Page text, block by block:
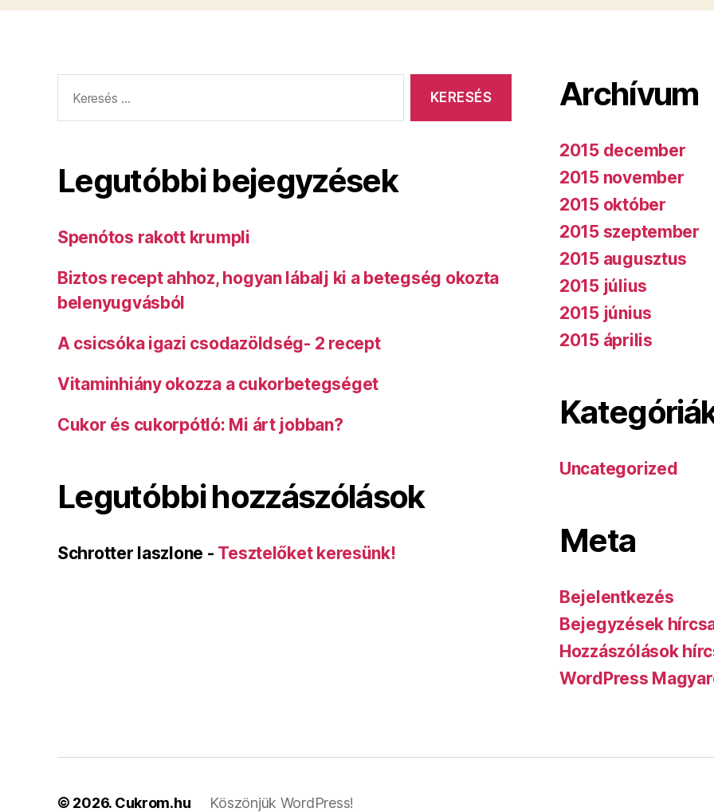
Legutóbbi bejegyzések
Spenótos rakott krumpli
Biztos recept ahhoz, hogyan lábalj ki a betegség okozta
belenyugvásból
A csicsóka igazi csodazöldség- 2 recept
Vitaminhiány okozza a cukorbetegséget
Cukor és cukorpótló: Mi árt jobban?
Legutóbbi hozzászólások
Schrotter laszlone - Tesztelőket keresünk!
Archívum
2015 december
2015 november
2015 október
2015 szeptember
2015 augusztus
2015 július
2015 június
2015 április
Uncategorized
Meta
Bejelentkezés
Bejegyzések
Hozzászólások
WordPress
© 2026. Cukrom.hu Köszönjük WordPress!